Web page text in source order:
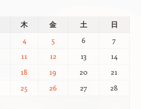
木 金 土
日
4 5 6
7
11 12 13
14
18 19 20
21
25 26 27
28